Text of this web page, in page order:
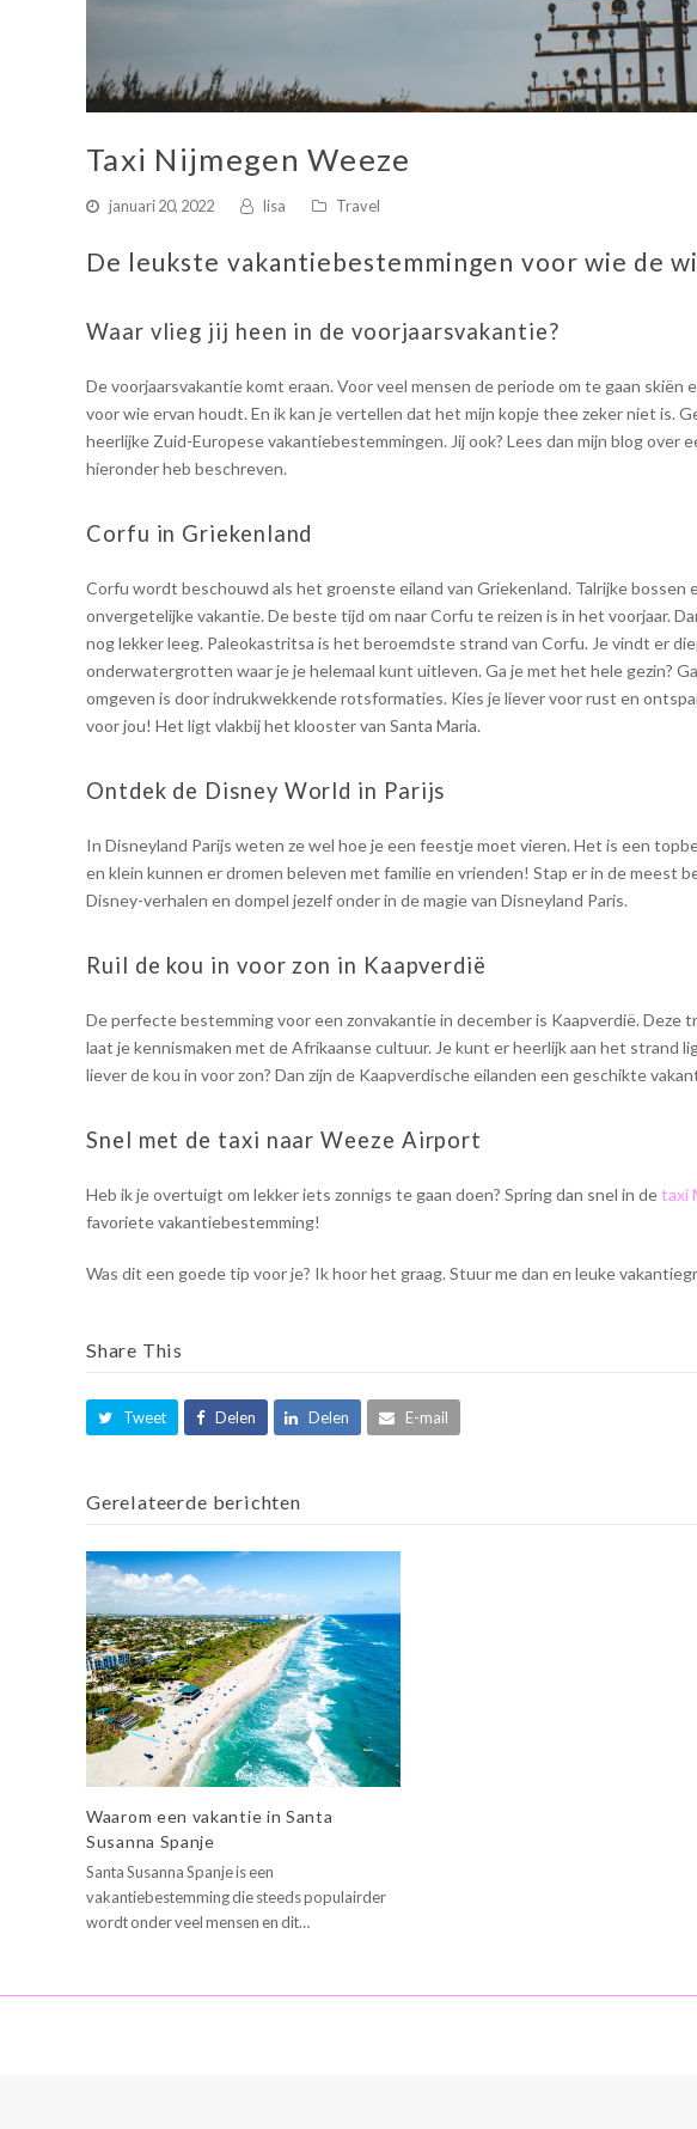
Taxi Nijmegen Weeze
januari 20, 2022 lisa Travel
De leukste vakantiebestemmingen voor wie de
Waar vlieg jij heen in de voorjaarsvakantie?
De voorjaarsvakantie komt eraan. Voor veel mensen de periode om te gaan
voor wie ervan houdt. En ik kan je vertellen dat het mijn kopje thee zeker niet is.
heerlijke Zuid-Europese vakantiebestemmingen. Jij ook? Lees dan mijn blog over
hieronder heb beschreven.
Corfu in Griekenland
Corfu wordt beschouwd als het groenste eiland van Griekenland. Talrijke bossen
onvergetelijke vakantie. De beste tijd om naar Corfu te reizen is in het voorjaar.
nog lekker leeg. Paleokastritsa is het beroemdste strand van Corfu. Je vindt er
onderwatergrotten waar je je helemaal kunt uitleven. Ga je met het hele gezin?
omgeven is door indrukwekkende rotsformaties. Kies je liever voor rust en
voor jou! Het ligt vlakbij het klooster van Santa Maria.
Ontdek de Disney World in Parijs
In Disneyland Parijs weten ze wel hoe je een feestje moet vieren. Het is een
en klein kunnen er dromen beleven met familie en vrienden! Stap er in de meest
Disney-verhalen en dompel jezelf onder in de magie van Disneyland Paris.
Ruil de kou in voor zon in Kaapverdië
De perfecte bestemming voor een zonvakantie in december is Kaapverdië. Deze
laat je kennismaken met de Afrikaanse cultuur. Je kunt er heerlijk aan het strand
liever de kou in voor zon? Dan zijn de Kaapverdische eilanden een geschikte
Snel met de taxi naar Weeze Airport
Heb ik je overtuigt om lekker iets zonnigs te gaan doen? Spring dan snel in detaxi
favoriete vakantiebestemming!
Was dit een goede tip voor je? Ik hoor het graag. Stuur me dan en leuke
Share This
Tweet Delen Delen E-mail
Gerelateerde berichten
Waarom een vakantie in Santa
Susanna Spanje
Santa Susanna Spanje is een
vakantiebestemming die steeds populairder
wordt onder veel mensen en dit…